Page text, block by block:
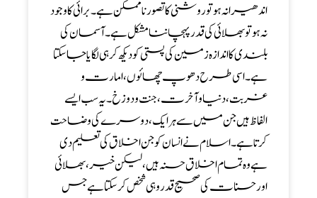
اندھیرا نہ ہو تو روشنی کا تصور نا ممکن ہے ۔ برائی کا وجود
نہ ہو تو بھلائی کی قدر پہچاننا مشکل ہے ۔ آسمان کی
بلندی کا اندازہ زمین کی پستی کو دیکھ کر ہی لگایا جا سکتا
ہے ۔ اسی طرح دھوپ چھائوں، امارت و
غربت ، دنیا و آخرت ، جنت و دوزخ ۔ یہ سب ایسے
الفاظ ہیں جن میں سے ہر ایک ، دوسرے کی وضاحت
کرتا ہے ۔ اسلام نے انسان کو جن اخلاق کی تعلیم دی
ہے وہ تمام اخلاق حسنہ ہیں ، لیکن خیر ، بھلائی
اور حسنات کی صحیح قدر وہی شخص کر سکتا ہے جس